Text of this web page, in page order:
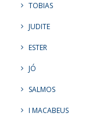
TOBIAS
JUDITE
ESTER
JÓ
SALMOS
I MACABEUS